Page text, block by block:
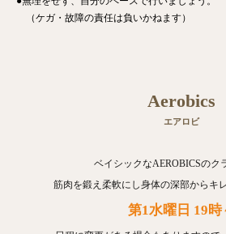
（ケガ・故障の責任は負いかねます）
Aerobics
エアロビ
ベイシックなAEROBICSのク
筋肉を鍛え柔軟にし身体の深部からキ
第1水曜日 19時